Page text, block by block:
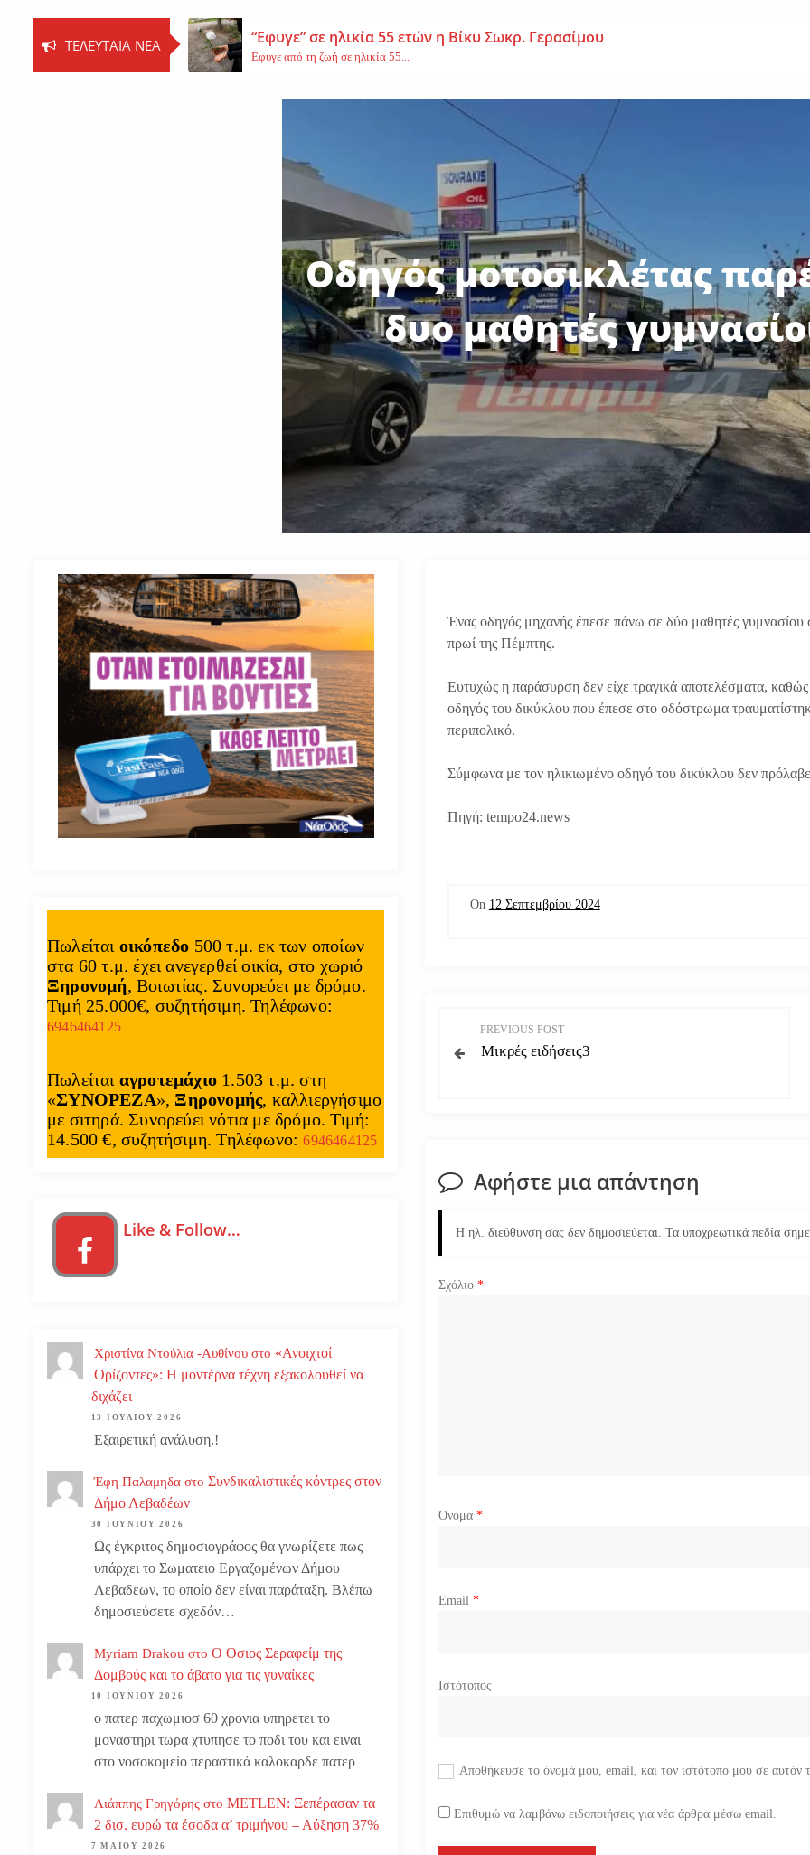
ΤΕΛΕΥΤΑΊΑ ΝΈΑ “Εφυγε” σε ηλικία 55 ετών η Βίκυ Σωκρ. Γερασίμου
Εφυγε από τη ζωή σε ηλικία 55...
Βοιωτία: Νεκρός ο 62χρονος – Επεσε από τη σκαλωσιά
Εφυγε από τη ζωή η μοναχή Ευπραξία (Κουκουλούδη)
Εκοιμήθη η μοναχή Ευπραξία (Κουκουλούδη), σε ηλικία...
Οδηγός μοτοσικλέτας
δυο μαθητές
Ένας οδηγός μηχανής έπεσε πάνω σε δύο μαθητές
πρωί της Πέμπτης.
Ευτυχώς η παράσυρση δεν είχε τραγικά αποτελέσματα,
οδηγός του δικύκλου που έπεσε στο οδόστρωμα
περιπολικό.
Σύμφωνα με τον ηλικιωμένο οδηγό του δικύκλου δεν
Πηγή: tempo24.news
On 12 Σεπτεμβρίου 2024
λ
γ
η
σ
ω
PREVIOUS POST
Μικρές ειδήσεις3
Αφήστε μια απάντηση
Η ηλ. διεύθυνση σας δεν δημοσιεύεται. Τα υποχρεωτικά πεδία
Σχόλιο*
Όνομα*
Email*
Ιστότοπος
Αποθήκευσε το όνομά μου, email, και τον ιστότοπο μου σε αυτόν
Επιθυμώ να λαμβάνω ειδοποιήσεις για νέα άρθρα μέσω email.
Πωλείται οικόπεδο 500 τ.μ. εκ των οποίων
στα 60 τ.μ. έχει ανεγερθεί οικία, στο χωριό
Ξηρονομή, Βοιωτίας. Συνορεύει με δρόμο.
Τιμή 25.000€, συζητήσιμη. Τηλέφωνο:
6946464125
Πωλείται αγροτεμάχιο 1.503 τ.μ. στη
«ΣΥΝΟΡΕΖΑ», Ξηρονομής, καλλιεργήσιμο
με σιτηρά. Συνορεύει νότια με δρόμο. Τιμή:
14.500 €, συζητήσιμη. Τηλέφωνο:6946464125
Like & Follow…
Χριστίνα Ντούλια -Αυθίνου στο «Ανοιχτοί
Ορίζοντες»: Η μοντέρνα τέχνη εξακολουθεί να
διχάζει
13 ΙΟΥΛΊΟΥ 2026
Εξαιρετική ανάλυση.!
Έφη Παλαμηδα στο Συνδικαλιστικές κόντρες στον
Δήμο Λεβαδέων
30 ΙΟΥΝΊΟΥ 2026
Ως έγκριτος δημοσιογράφος θα γνωρίζετε πως
υπάρχει το Σωματειο Εργαζομένων Δήμου
Λεβαδεων, το οποίο δεν είναι παράταξη. Βλέπω
δημοσιεύσετε σχεδόν…
Myriam Drakou στο Ο Οσιος Σεραφείμ της
Δομβούς και το άβατο για τις γυναίκες
10 ΙΟΥΝΊΟΥ 2026
ο πατερ παχωμιοσ 60 χρονια υπηρετει το
μοναστηρι τωρα χτυπησε το ποδι του και ειναι
στο νοσοκομείο περαστικά καλοκαρδε πατερ
Λιάππης Γρηγόρης στο METLEN: Ξεπέρασαν τα
2 δισ. ευρώ τα έσοδα α’ τριμήνου – Αύξηση 37%
7 ΜΑΪ́ΟΥ 2026